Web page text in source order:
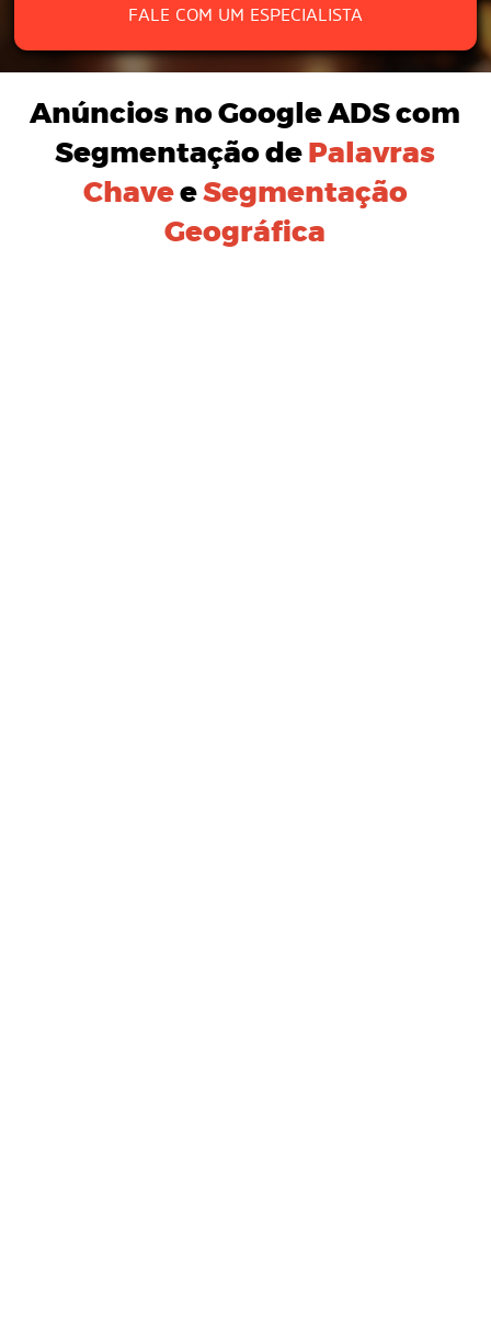
FALE COM UM ESPECIALISTA
Anúncios no Google ADS com
Segmentação de Palavras
ChaveeSegmentação
Geográfica